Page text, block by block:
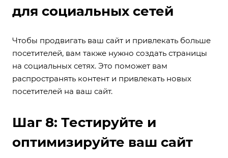
для социальных сетей
Чтобы продвигать ваш сайт и привлекать больше
посетителей, вам также нужно создать страницы
на социальных сетях. Это поможет вам
распространять контент и привлекать новых
посетителей на ваш сайт.
Шаг 8: Тестируйте и
оптимизируйте ваш сайт